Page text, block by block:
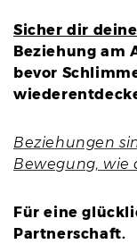
Sicher dir
Beziehung am
bevor
Beziehungen
Bewegung, wie
Für eine
Partnerschaft.